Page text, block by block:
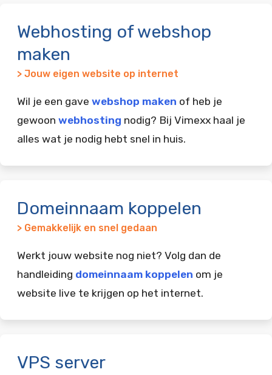
Webhosting of webshop
maken
> Jouw eigen website op internet
Wil je een gave webshop maken of heb je
gewoon webhosting nodig? Bij Vimexx haal je
alles wat je nodig hebt snel in huis.
Domeinnaam koppelen
> Gemakkelijk en snel gedaan
Werkt jouw website nog niet? Volg dan de
handleiding domeinnaam koppelen om je
website live te krijgen op het internet.
VPS server